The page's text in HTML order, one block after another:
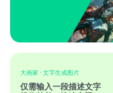
大画家 · 文字生成图片
仅需输入一段描述文字